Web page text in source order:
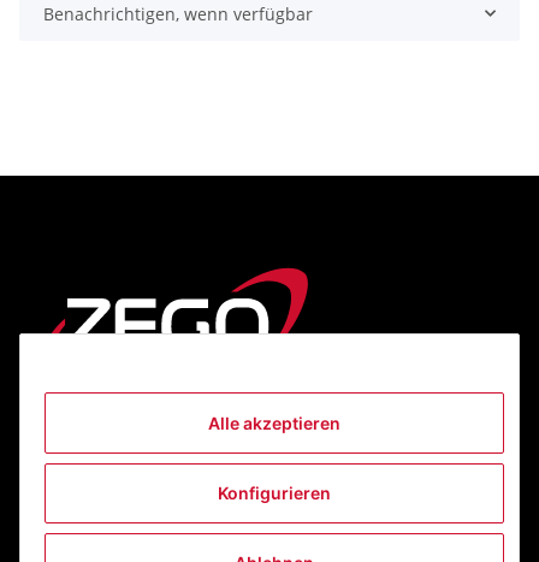
Alle akzeptieren
Konfigurieren
Benachrichtigen, wenn verfügbar
Informationen